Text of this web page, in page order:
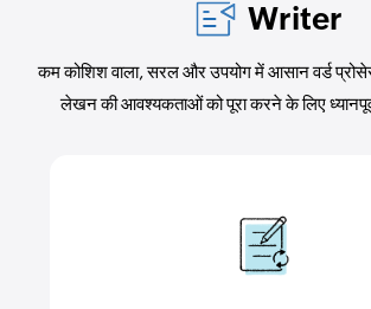
Writer
कम कोशिश वाला, सरल और उपयोग में आसान वर्ड
लेखन की आवश्यकताओं को पूरा करने के लिए